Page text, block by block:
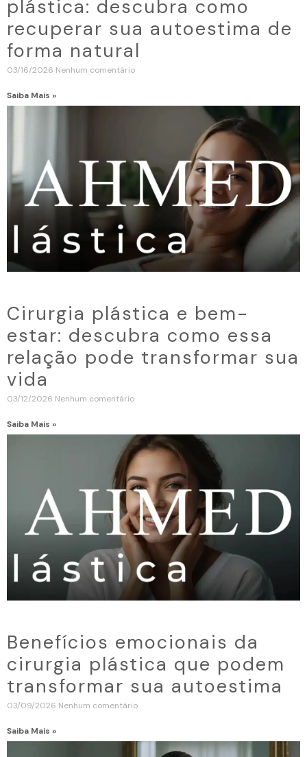
plástica: descubra como
recuperar sua autoestima de
forma natural
03/16/2026 Nenhum comentário
Saiba Mais »
Cirurgia plástica e bem-
estar: descubra como essa
relação pode transformar sua
vida
03/12/2026 Nenhum comentário
Saiba Mais »
Benefícios emocionais da
cirurgia plástica que podem
transformar sua autoestima
03/09/2026 Nenhum comentário
Saiba Mais »